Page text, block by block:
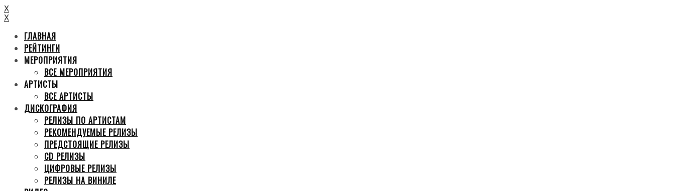
X
X
ГЛАВНАЯ
РЕЙТИНГИ
МЕРОПРИЯТИЯ
ВСЕ МЕРОПРИЯТИЯ
АРТИСТЫ
ВСЕ АРТИСТЫ
ДИСКОГРАФИЯ
РЕЛИЗЫ ПО АРТИСТАМ
РЕКОМЕНДУЕМЫЕ РЕЛИЗЫ
ПРЕДСТОЯЩИЕ РЕЛИЗЫ
CD РЕЛИЗЫ
ЦИФРОВЫЕ РЕЛИЗЫ
РЕЛИЗЫ НА ВИНИЛЕ